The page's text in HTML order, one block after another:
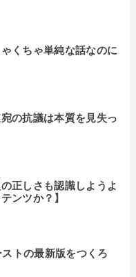
くちゃ単純な話なのに
の抗議は本質を見失っ
正しさも認識しようよ
ンツか？】
ストの最新版をつくろ